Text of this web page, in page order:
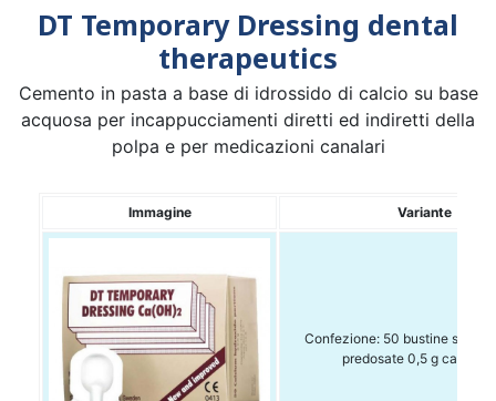
DT Temporary Dressing dental
therapeutics
Cemento in pasta a base di idrossido di calcio su base
acquosa per incappucciamenti diretti ed indiretti della
polpa e per medicazioni canalari
Immagine Variante
Confezione: 50 bustine sterili
predosate 0,5 g cad. (25